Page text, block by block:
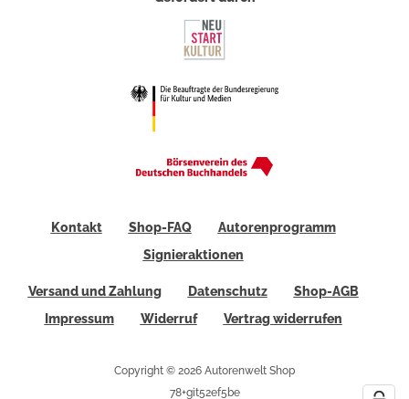
Kontakt Shop-FAQ
Autorenprogramm
Signieraktionen
Versand und Zahlung Datenschutz
Shop-AGB
Impressum
Widerruf Vertrag widerrufen
Copyright © 2026 Autorenwelt Shop
78+git52ef5be